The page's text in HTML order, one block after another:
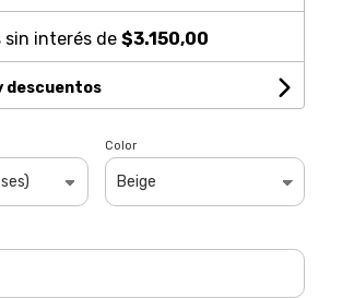
sin interés de $3.150,00
descuentos
Color